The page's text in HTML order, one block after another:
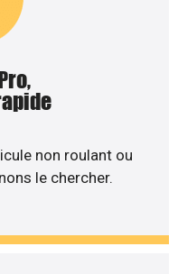
non roulant ou
le chercher.